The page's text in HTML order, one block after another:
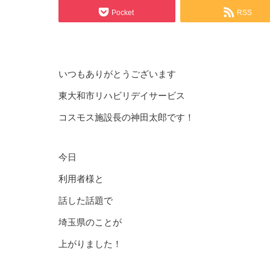
Pocket RSS
いつもありがとうございます
東大和市リハビリデイサービス
コスモス施設長の神田太郎です！
今日
利用者様と
話した話題で
埼玉県のことが
上がりました！